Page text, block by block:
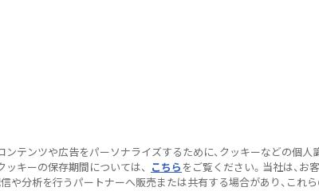
ンテンツや広告をパーソナライズするために、クッキーなどの個人
キーの保存期間については、
こちら をご覧ください。当社は、お
や分析を行うパートナーへ販売または共有する場合があり、これら